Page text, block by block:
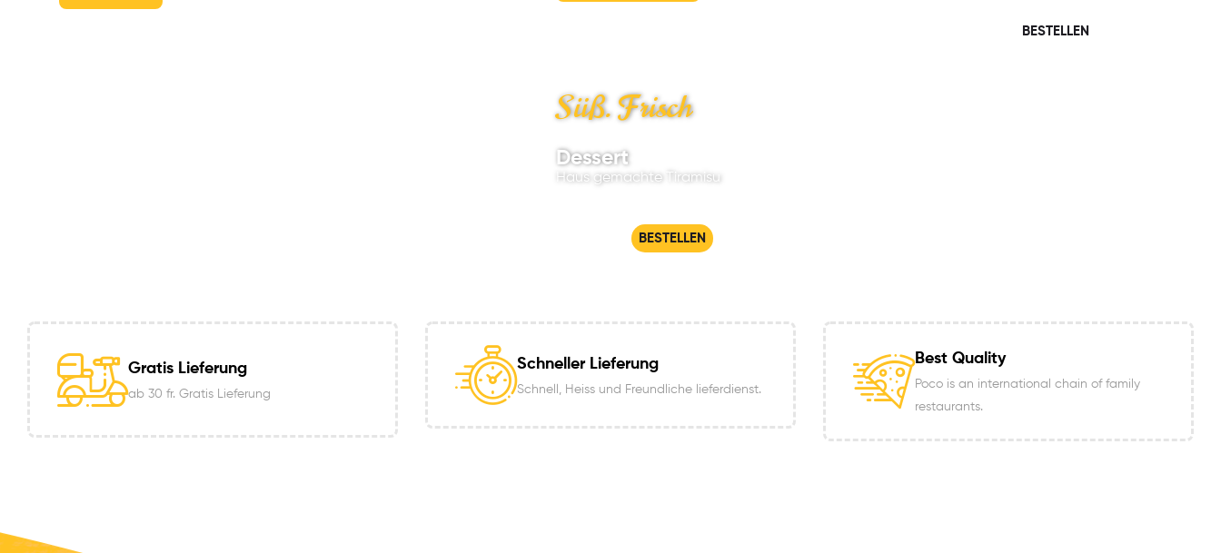
Süß. Frisch
Dessert
Haus gemachte Tiramisu
BESTELLEN
BESTELLEN
Gratis Lieferung
ab 30 fr. Gratis Lieferung
Schneller Lieferung
Schnell, Heiss und Freundliche lieferdienst.
Best Quality
Poco is an international chain of family
restaurants.